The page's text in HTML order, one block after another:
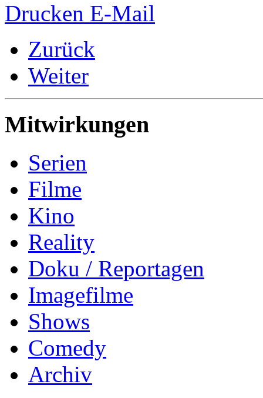
Drucken E-Mail
Zurück
Weiter
Mitwirkungen
Serien
Filme
Kino
Reality
Doku / Reportagen
Imagefilme
Shows
Comedy
Archiv